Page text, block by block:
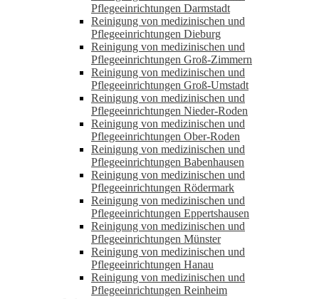
Pflegeeinrichtungen Darmstadt
Reinigung von medizinischen und
Pflegeeinrichtungen Dieburg
Reinigung von medizinischen und
Pflegeeinrichtungen Groß-Zimmern
Reinigung von medizinischen und
Pflegeeinrichtungen Groß-Umstadt
Reinigung von medizinischen und
Pflegeeinrichtungen Nieder-Roden
Reinigung von medizinischen und
Pflegeeinrichtungen Ober-Roden
Reinigung von medizinischen und
Pflegeeinrichtungen Babenhausen
Reinigung von medizinischen und
Pflegeeinrichtungen Rödermark
Reinigung von medizinischen und
Pflegeeinrichtungen Eppertshausen
Reinigung von medizinischen und
Pflegeeinrichtungen Münster
Reinigung von medizinischen und
Pflegeeinrichtungen Hanau
Reinigung von medizinischen und
Pflegeeinrichtungen Reinheim